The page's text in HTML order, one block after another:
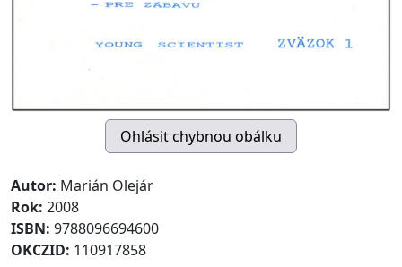
Autor: Marián Olejár
Rok: 2008
ISBN: 9788096694600
OKCZID: 110917858